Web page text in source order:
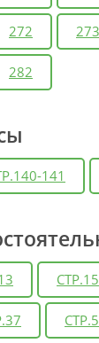
272 273
282
141
СТР.15